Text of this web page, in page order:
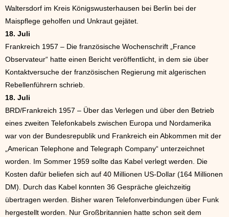
Waltersdorf im Kreis Königswusterhausen bei Berlin bei der
Maispflege geholfen und Unkraut gejätet.
18. Juli
Frankreich 1957 – Die französische Wochenschrift „France
Observateur“ hatte einen Bericht veröffentlicht, in dem sie über
Kontaktversuche der französischen Regierung mit algerischen
Rebellenführern schrieb.
18. Juli
BRD/Frankreich 1957 – Über das Verlegen und über den Betrieb
eines zweiten Telefonkabels zwischen Europa und Nordamerika
war von der Bundesrepublik und Frankreich ein Abkommen mit der
„American Telephone and Telegraph Company“ unterzeichnet
worden. Im Sommer 1959 sollte das Kabel verlegt werden. Die
Kosten dafür beliefen sich auf 40 Millionen US-Dollar (164 Millionen
DM). Durch das Kabel konnten 36 Gespräche gleichzeitig
übertragen werden. Bisher waren Telefonverbindungen über Funk
hergestellt worden. Nur Großbritannien hatte schon seit dem